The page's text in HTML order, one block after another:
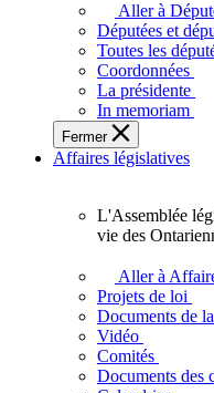
députés
vous
représentent
sein
de
l'Assemblée
législative
l'Ontario.
Aller à
Députées et
Toutes les
Coordonnées
La présidente
In memoriam
Fermer
Affaires législatives
L'Assemblée
adopte
touchent
L'Assemblée
vie des
Aller à
Projets de loi
Documents de
Vidéo
Comités
Documents des